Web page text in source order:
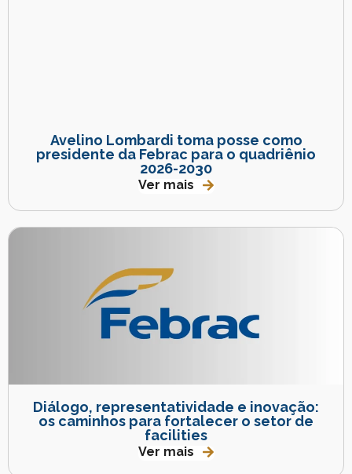
Avelino Lombardi toma posse como
presidente da Febrac para o quadriênio
2026-2030
Ver mais
Diálogo, representatividade e inovação:
os caminhos para fortalecer o setor de
facilities
Ver mais